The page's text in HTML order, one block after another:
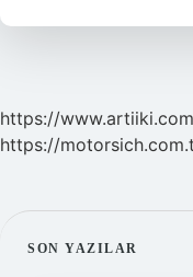
https://
https://
SON YAZILAR